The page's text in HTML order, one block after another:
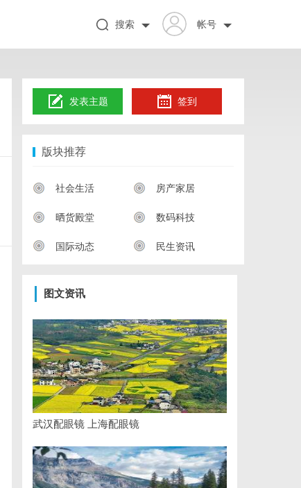
帐号
搜索
发表主题 签到
版块推荐
社会生活 房产家居
晒货殿堂 数码科技
国际动态 民生资讯
图文资讯
武汉配眼镜 上海配眼镜